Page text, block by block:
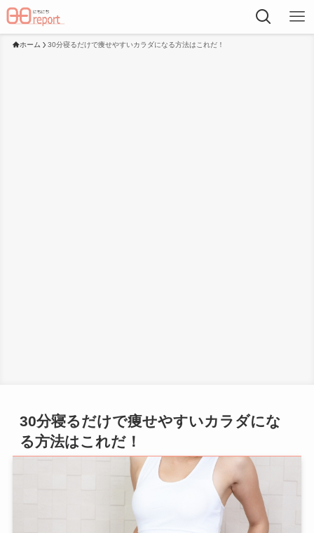
ホーム 30分寝るだけで痩せやすいカラダになる方法はこれだ！
30分寝るだけで痩せやすいカラダにな
る方法はこれだ！